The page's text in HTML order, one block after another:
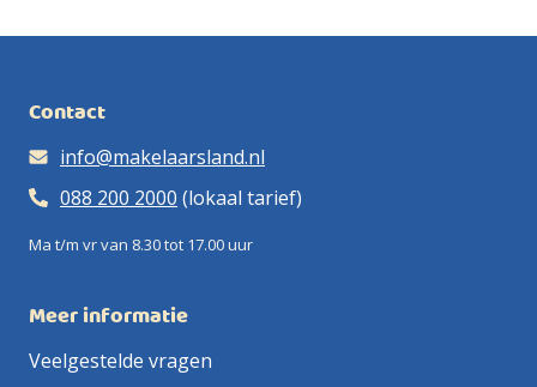
Contact
info@makelaarsland.nl
088 200 2000 (lokaal tarief)
Ma t/m vr van 8.30 tot 17.00 uur
Meer informatie
Veelgestelde vragen